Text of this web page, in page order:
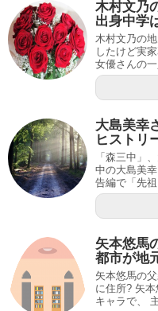
木村文乃
出身中学
木村文乃の
したけど実
女優さんの
大島美幸
ヒストリ
「森三中」
中の大島美
告編で「先
矢本悠馬
都市が地
矢本悠馬の
に住所? 矢
キャラで、